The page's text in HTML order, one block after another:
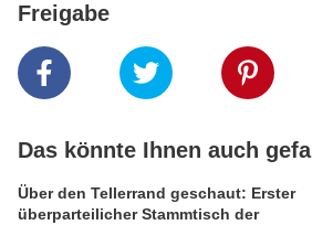
Freigabe
Das könnte Ihnen auch
Über den Tellerrand geschaut: Erster
überparteilicher Stammtisch der